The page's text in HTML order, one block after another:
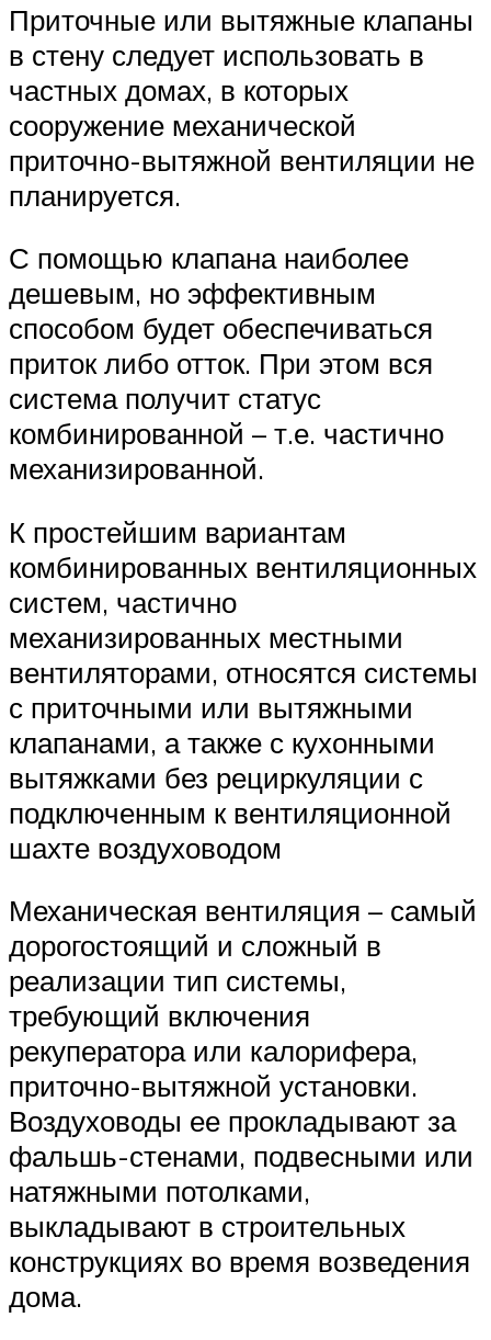
Приточные или вытяжные клапаны
в стену следует использовать в
частных домах, в которых
сооружение механической
приточно-вытяжной вентиляции не
планируется.
С помощью клапана наиболее
дешевым, но эффективным
способом будет обеспечиваться
приток либо отток. При этом вся
система получит статус
комбинированной – т.е. частично
механизированной.
К простейшим вариантам
комбинированных вентиляционных
систем, частично
механизированных местными
вентиляторами, относятся системы
с приточными или вытяжными
клапанами, а также с кухонными
вытяжками без рециркуляции с
подключенным к вентиляционной
шахте воздуховодом
Механическая вентиляция – самый
дорогостоящий и сложный в
реализации тип системы,
требующий включения
рекуператора или калорифера,
приточно-вытяжной установки.
Воздуховоды ее прокладывают за
фальшь-стенами, подвесными или
натяжными потолками,
выкладывают в строительных
конструкциях во время возведения
дома.